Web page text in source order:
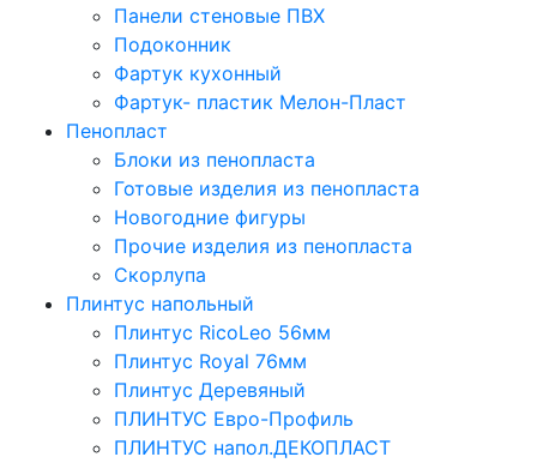
Панели стеновые ПВХ
Подоконник
Фартук кухонный
Фартук- пластик Мелон-Пласт
Пенопласт
Блоки из пенопласта
Готовые изделия из пенопласта
Новогодние фигуры
Прочие изделия из пенопласта
Скорлупа
Плинтус напольный
Плинтус RicoLeo 56мм
Плинтус Royal 76мм
Плинтус Деревяный
ПЛИНТУС Евро-Профиль
ПЛИНТУС напол.ДЕКОПЛАСТ